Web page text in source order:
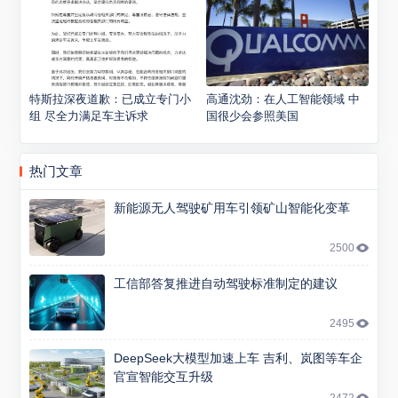
特斯拉深夜道歉：已成立专门小
组 尽全力满足车主诉求
高通沈劲：在人工智能领域 中
国很少会参照美国
热门文章
新能源无人驾驶矿用车引领矿山智能化变革
2500
工信部答复推进自动驾驶标准制定的建议
2495
DeepSeek大模型加速上车 吉利、岚图等车企
官宣智能交互升级